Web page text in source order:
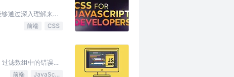
通过深入理解来避
前端 CSS
滤数组中的错误
前端 JavaScript